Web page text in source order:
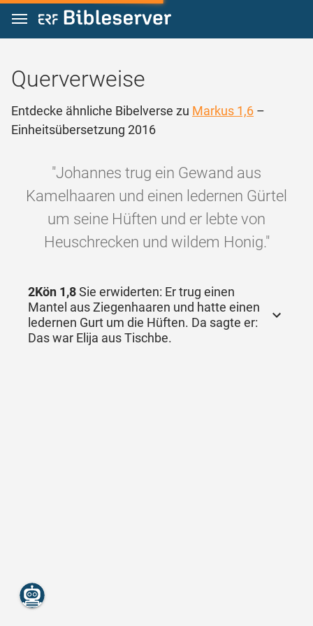
Zum Inhalt springen
Querverweise
Entdecke ähnliche Bibelverse zu Markus 1,6 –
Einheitsübersetzung 2016
"Johannes trug ein Gewand aus
Kamelhaaren und einen ledernen Gürtel
um seine Hüften und er lebte von
Heuschrecken und wildem Honig."
2Kön 1,8Sie erwiderten: Er trug einen
Mantel aus Ziegenhaaren und hatte einen
ledernen Gurt um die Hüften. Da sagte er:
Das war Elija aus Tischbe.